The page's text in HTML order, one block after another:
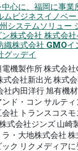
⼼に、福岡に事業
ムビジネスイノベ
システムソリュー
株式会社 株式会
織株式会社 GMOイ
グッデイ
機製作所 株式会
式会社新出光 株式
社内⽥洋⾏ 旭有機
ド・コン サルテ
社 トランスコス
式会社ジンズ ⼭崎
・⼤地株式会社
ク リクメディア